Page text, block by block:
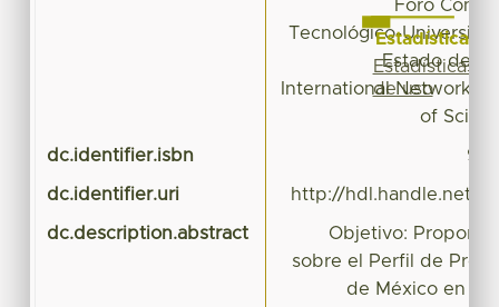
Foro
Tecnológico-
Estado de
International Network
of
dc.identifier.isbn
dc.identifier.uri http://hdl.handle.net/
dc.description.abstract
Objetivo:
sobre el Perfil de
de México en
Estadísticas
Estadísticas
de uso